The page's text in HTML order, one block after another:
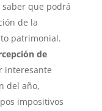
que podrá
de la
patrimonial.
de
interesante
del año,
impositivos